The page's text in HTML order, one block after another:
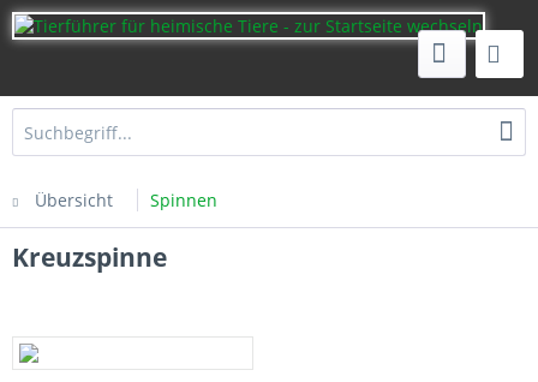
Übersicht Spinnen
Kreuzspinne